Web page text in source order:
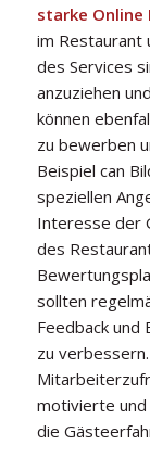
starke Online
im Restaurant
des Services
anzuziehen
können
zu bewerben
Beispiel can
speziellen
Interesse der
des
sollten
Feedback und
zu
motivierte
die